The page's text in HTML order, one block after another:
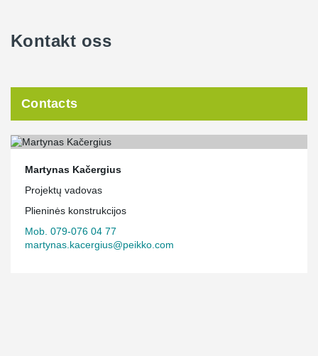
Kontakt oss
Contacts
Martynas Kačergius
Projektų vadovas
Plieninės konstrukcijos
Mob. 079-076 04 77
martynas.kacergius@peikko.com